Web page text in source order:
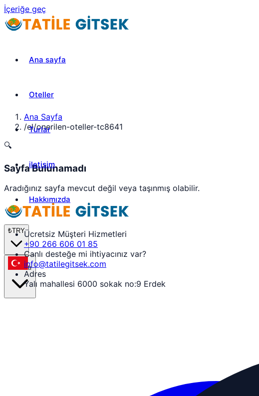
İçeriğe geç
Ana sayfa
Oteller
Turlar
iletisim
Hakkımızda
₺TRY
tr
Ana Sayfa
/el/onerilen-oteller-tc8641
🔍
Sayfa Bulunamadı
Aradığınız sayfa mevcut değil veya taşınmış olabilir.
Ücretsiz Müşteri Hizmetleri
+90 266 606 01 85
Canlı desteğe mi ihtiyacınız var?
info@tatilegitsek.com
Adres
Yalı mahallesi 6000 sokak no:9 Erdek